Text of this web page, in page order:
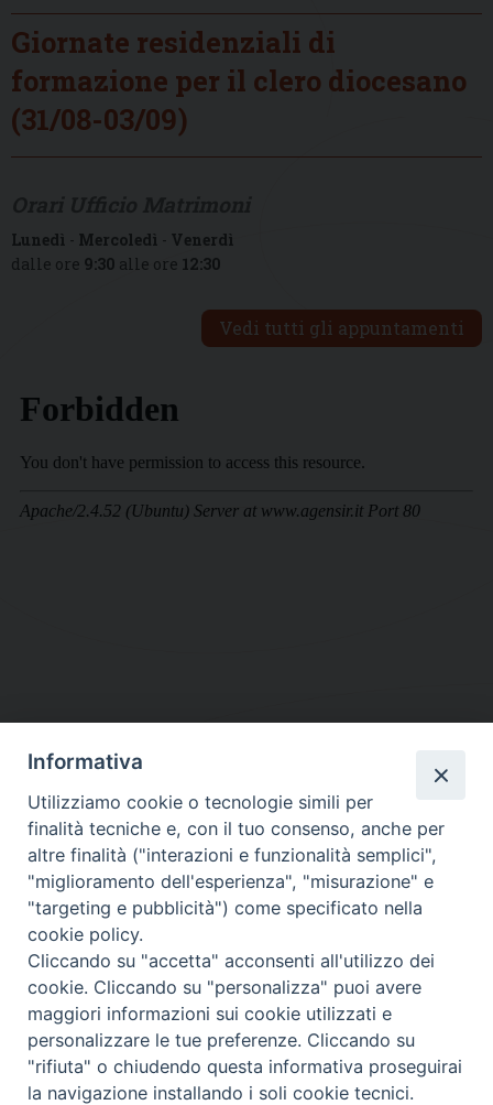
Giornate residenziali di
formazione per il clero diocesano
(31/08-03/09)
Lunedì - Mercoledì - Venerdì
dalle ore 9:30 alle ore 12:30
Vedi tutti gli appuntamenti
DIOCESI SUBURBICARIA DI ALBANO
Contatti:Tel.: 06.93268401 - Fax.: 06.9323844
E-mail:curia@diocesidialbano.it
Orari: dal Lunedì al Venerdì Ore: 9:00 - 13:00
Lunedì, Mercoledì e Venerdì, Ore 9:30 - 12:30
Diocesi Suburbicaria di Albano
Copyright © 2021
Informativa
Utilizziamo cookie o tecnologie simili per
finalità tecniche e, con il tuo consenso, anche per
altre finalità ("interazioni e funzionalità semplici",
"miglioramento dell'esperienza", "misurazione" e
"targeting e pubblicità") come specificato nella
cookie policy.
Cliccando su "accetta" acconsenti all'utilizzo dei
cookie. Cliccando su "personalizza" puoi avere
maggiori informazioni sui cookie utilizzati e
personalizzare le tue preferenze. Cliccando su
"rifiuta" o chiudendo questa informativa proseguirai
la navigazione installando i soli cookie tecnici.